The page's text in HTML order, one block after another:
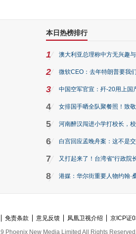
本日热榜排行
1 澳大利亚总理称中方无兴趣
2 微软CEO：去年特朗普要我
3 中国空军官宣：歼-20用上国
4 女排国手晒全队聚餐照！致
5 河南醉汉闯进小学打校长，
6 白宫回应孟晚舟案：这不是
7 又打起来了！台湾省“行政院
8 港媒：华尔街重要人物约翰·
免责条款 意见反馈 凤凰卫视介绍 京ICP证
Phoenix New Media Limited All Rights